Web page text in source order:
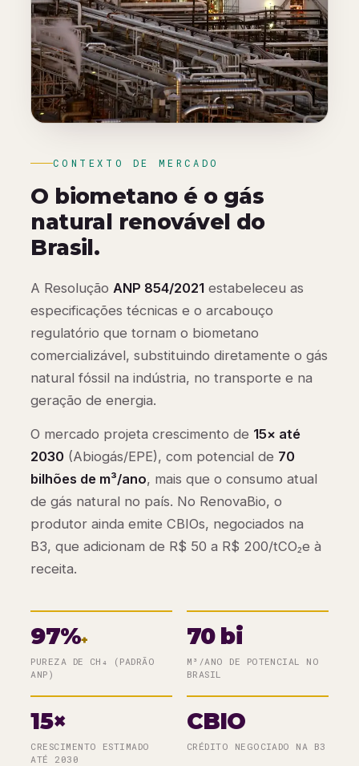
CONTEXTO DE MERCADO
O biometano é o gás
natural renovável do
Brasil.
A Resolução ANP 854/2021 estabeleceu as
especificações técnicas e o arcabouço
regulatório que tornam o biometano
comercializável, substituindo diretamente o gás
natural fóssil na indústria, no transporte e na
geração de energia.
O mercado projeta crescimento de 15× até
2030 (Abiogás/EPE), com potencial de 70
bilhões de m³/ano, mais que o consumo atual
de gás natural no país. No RenovaBio, o
produtor ainda emite CBIOs, negociados na
B3, que adicionam de R$ 50 a R$ 200/tCO₂e à
receita.
97%+
PUREZA DE CH₄ (PADRÃO
ANP)
70bi
M³/ANO DE POTENCIAL NO
BRASIL
15×
CRESCIMENTO ESTIMADO
ATÉ 2030
CBIO
CRÉDITO NEGOCIADO NA B3